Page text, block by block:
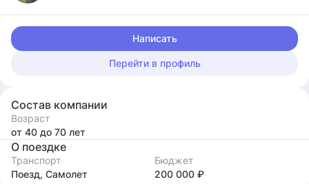
Написать
Перейти в профиль
Состав компании
Возраст
от 40 до 70 лет
О поездке
Транспорт
Поезд, Самолет
Бюджет
200 000 ₽